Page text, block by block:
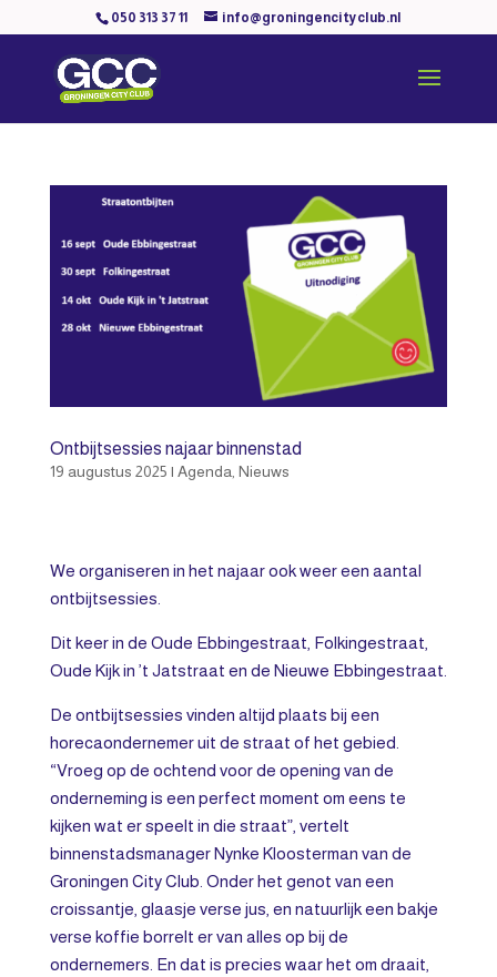
050 313 37 11 info@groningencityclub.nl
Ontbijtsessies najaar binnenstad
19 augustus 2025 | Agenda Nieuws
We organiseren in het najaar ook weer een aantal
ontbijtsessies.
Dit keer in de Oude Ebbingestraat, Folkingestraat,
Oude Kijk in ’t Jatstraat en de Nieuwe Ebbingestraat.
De ontbijtsessies vinden altijd plaats bij een
horecaondernemer uit de straat of het gebied.
“Vroeg op de ochtend voor de opening van de
onderneming is een perfect moment om eens te
kijken wat er speelt in die straat”, vertelt
binnenstadsmanager Nynke Kloosterman van de
Groningen City Club. Onder het genot van een
croissantje, glaasje verse jus, en natuurlijk een bakje
verse koffie borrelt er van alles op bij de
ondernemers. En dat is precies waar het om draait,